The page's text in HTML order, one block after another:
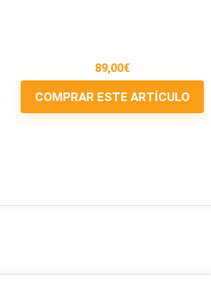
89,00€
COMPRAR ESTE ARTÍCULO